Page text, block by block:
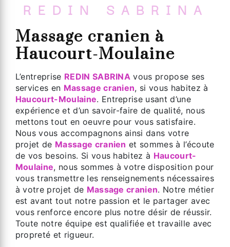
REDIN SABRINA
Massage cranien à
Haucourt-Moulaine
L’entreprise REDIN SABRINA vous propose ses
services en Massage cranien, si vous habitez à
Haucourt-Moulaine. Entreprise usant d’une
expérience et d’un savoir-faire de qualité, nous
mettons tout en oeuvre pour vous satisfaire.
Nous vous accompagnons ainsi dans votre
projet de Massage cranien et sommes à l’écoute
de vos besoins. Si vous habitez à Haucourt-
Moulaine, nous sommes à votre disposition pour
vous transmettre les renseignements nécessaires
à votre projet de Massage cranien. Notre métier
est avant tout notre passion et le partager avec
vous renforce encore plus notre désir de réussir.
Toute notre équipe est qualifiée et travaille avec
propreté et rigueur.